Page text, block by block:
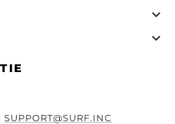


SUPPORT@SURF.INC